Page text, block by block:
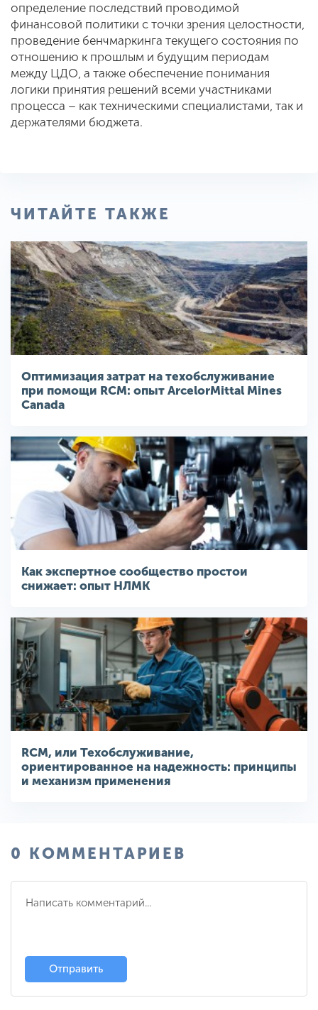
определение последствий проводимой
финансовой политики с точки зрения целостности,
проведение бенчмаркинга текущего состояния по
отношению к прошлым и будущим периодам
между ЦДО, а также обеспечение понимания
логики принятия решений всеми участниками
процесса – как техническими специалистами, так и
держателями бюджета.
ЧИТАЙТЕ ТАКЖЕ
Оптимизация затрат на техобслуживание
при помощи RCM: опыт ArcelorMittal Mines
Canada
Как экспертное сообщество простои
снижает: опыт НЛМК
RCM, или Техобслуживание,
ориентированное на надежность: принципы
и механизм применения
0 КОММЕНТАРИЕВ
Отправить